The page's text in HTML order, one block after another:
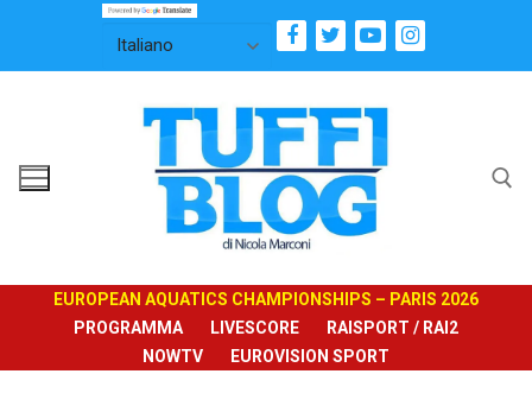
contenuto
EUROPEAN AQUATICS CHAMPIONSHIPS – PARIS 2026
PROGRAMMA
LIVESCORE
RAISPORT / RAI2
NOWTV
EUROVISION SPORT